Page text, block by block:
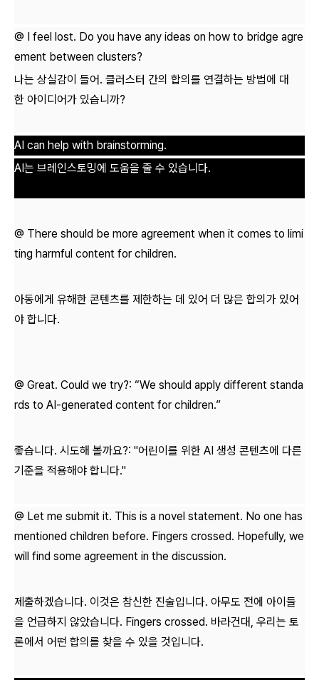
@ I feel lost. Do you have any ideas on how to bridge agre
ement between clusters?
나는 상실감이 들어. 클러스터 간의 합의를 연결하는 방법에 대
한 아이디어가 있습니까?
AI can help with brainstorming.
AI는 브레인스토밍에 도움을 줄 수 있습니다.
@ There should be more agreement when it comes to limi
ting harmful content for children.
아동에게 유해한 콘텐츠를 제한하는 데 있어 더 많은 합의가 있어
야 합니다.
@ Great. Could we try?: “We should apply different standa
rds to AI-generated content for children.”
좋습니다. 시도해 볼까요?: "어린이를 위한 AI 생성 콘텐츠에 다른
기준을 적용해야 합니다."
@ Let me submit it. This is a novel statement. No one has
mentioned children before. Fingers crossed. Hopefully, we
will find some agreement in the discussion.
제출하겠습니다. 이것은 참신한 진술입니다. 아무도 전에 아이들
을 언급하지 않았습니다. Fingers crossed. 바라건대, 우리는 토
론에서 어떤 합의를 찾을 수 있을 것입니다.